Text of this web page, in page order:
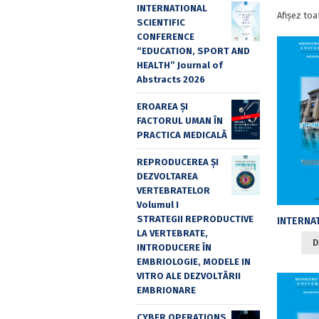
Afișez
INTERNATIONAL
SCIENTIFIC
CONFERENCE
“EDUCATION, SPORT AND
HEALTH” Journal of
Abstracts 2026
EROAREA ȘI
FACTORUL UMAN ÎN
PRACTICA MEDICALĂ
REPRODUCEREA ȘI
DEZVOLTAREA
VERTEBRATELOR
Volumul I
STRATEGII REPRODUCTIVE
LA VERTEBRATE,
INTRODUCERE ÎN
EMBRIOLOGIE, MODELE IN
VITRO ALE DEZVOLTĂRII
EMBRIONARE